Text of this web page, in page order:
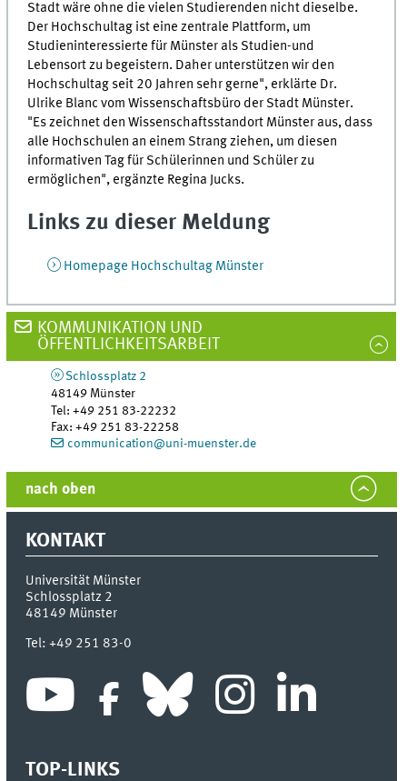
Stadt wäre ohne die vielen Studierenden nicht dieselbe.
Der Hochschultag ist eine zentrale Plattform, um
Studieninteressierte für Münster als Studien-und
Lebensort zu begeistern. Daher unterstützen wir den
Hochschultag seit 20 Jahren sehr gerne", erklärte Dr.
Ulrike Blanc vom Wissenschaftsbüro der Stadt Münster.
"Es zeichnet den Wissenschaftsstandort Münster aus, dass
alle Hochschulen an einem Strang ziehen, um diesen
informativen Tag für Schülerinnen und Schüler zu
ermöglichen", ergänzte Regina Jucks.
Links zu dieser Meldung
Homepage Hochschultag Münster
KOMMUNIKATION UND
ÖFFENTLICHKEITSARBEIT
Schlossplatz 2
48149 Münster
Tel:+49 251 83-22232
Fax:+49 251 83-22258
communication@uni-muenster.de
nach oben
KONTAKT
Universität Münster
Schlossplatz 2
48149 Münster
Tel:+49 251 83-0
TOP-LINKS